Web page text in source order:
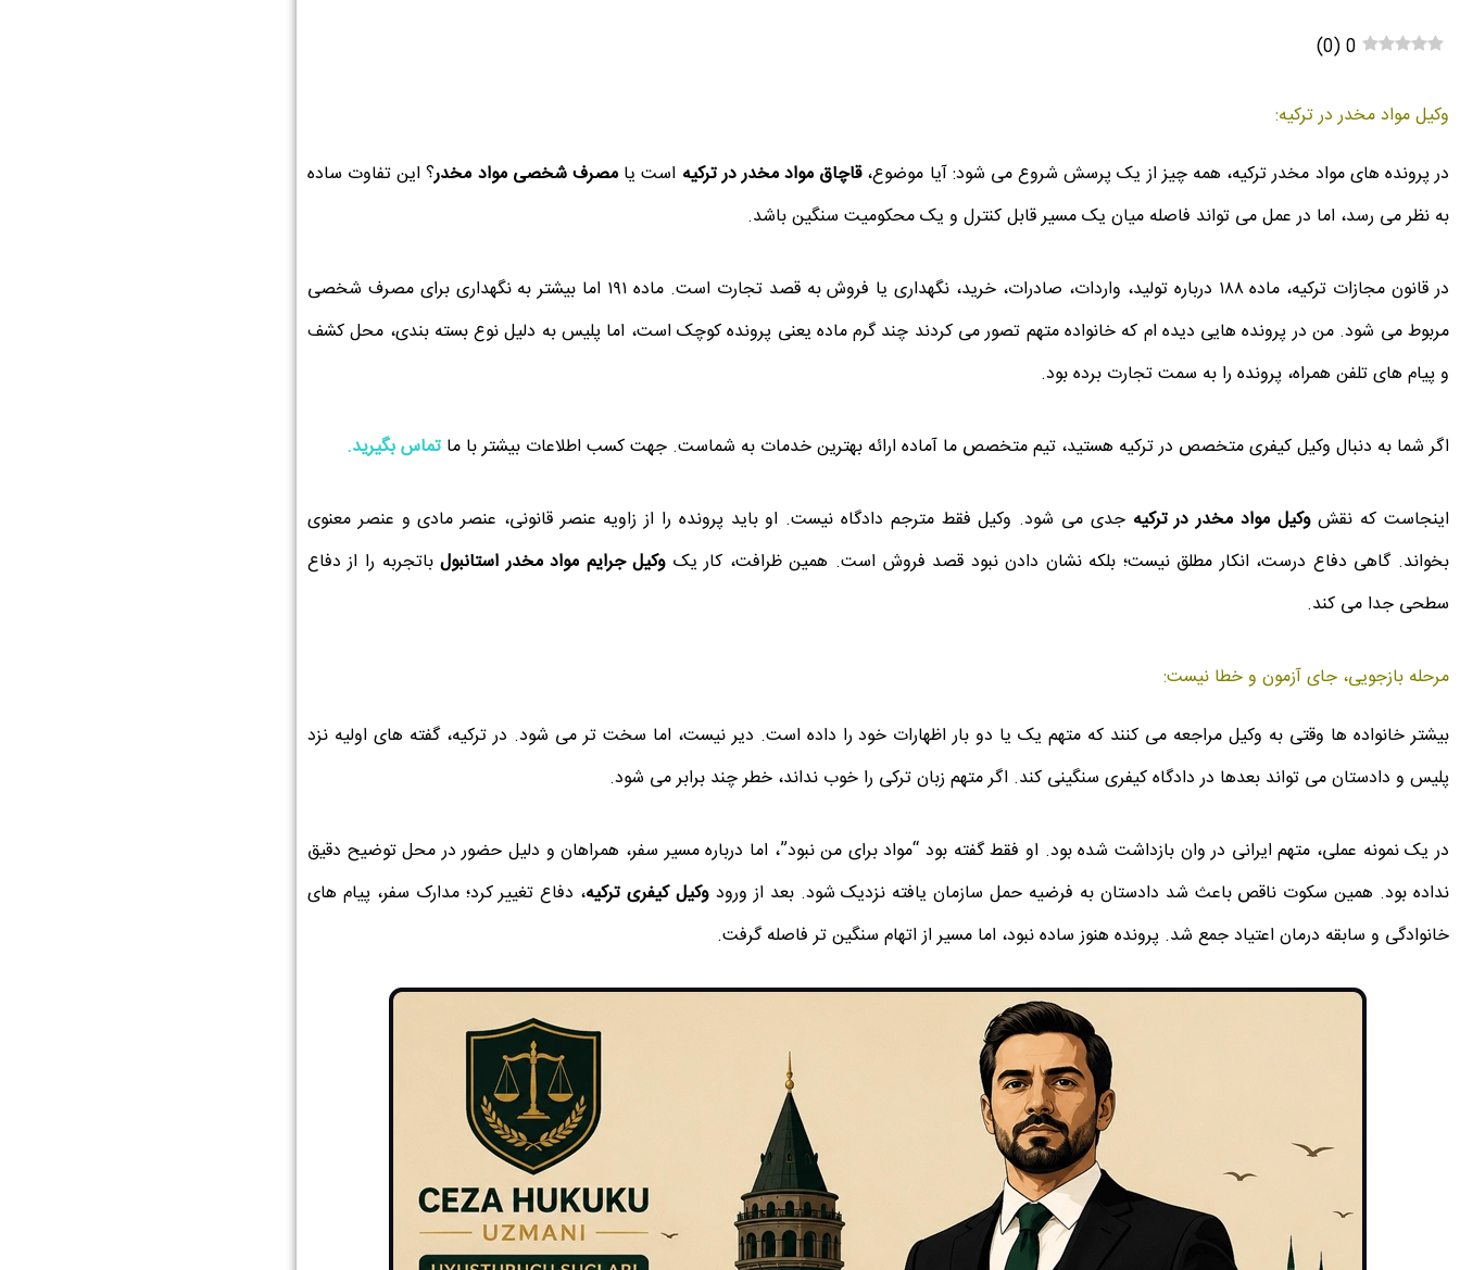
0
(
0
)
وکیل مواد مخدر در ترکیه:
در پرونده های مواد مخدر ترکیه، همه چیز از یک پرسش شروع می شود: آیا موضوع،قاچاق مواد مخدر در ترکیه است یا مصرف شخصی مواد مخدر؟ این تفاوت ساده
به نظر می رسد، اما در عمل می تواند فاصله میان یک مسیر قابل کنترل و یک محکومیت سنگین باشد.
در قانون مجازات ترکیه، ماده ۱۸۸ درباره تولید، واردات، صادرات، خرید، نگهداری یا فروش به قصد تجارت است. ماده ۱۹۱ اما بیشتر به نگهداری برای مصرف شخصی
مربوط می شود. من در پرونده هایی دیده ام که خانواده متهم تصور می کردند چند گرم ماده یعنی پرونده کوچک است، اما پلیس به دلیل نوع بسته بندی، محل کشف
و پیام های تلفن همراه، پرونده را به سمت تجارت برده بود.
اگر شما به دنبال وکیل کیفری متخصص در ترکیه هستید، تیم متخصص ما آماده ارائه بهترین خدمات به شماست. جهت کسب اطلاعات بیشتر با ما تماس بگیرید.
اینجاست که نقشوکیل مواد مخدر در ترکیه جدی می شود. وکیل فقط مترجم دادگاه نیست. او باید پرونده را از زاویه عنصر قانونی، عنصر مادی و عنصر معنوی
بخواند. گاهی دفاع درست، انکار مطلق نیست؛ بلکه نشان دادن نبود قصد فروش است. همین ظرافت، کار یک وکیل جرایم مواد مخدر استانبولباتجربه را از دفاع
سطحی جدا می کند.
مرحله بازجویی، جای آزمون و خطا نیست:
بیشتر خانواده ها وقتی به وکیل مراجعه می کنند که متهم یک یا دو بار اظهارات خود را داده است. دیر نیست، اما سخت تر می شود. در ترکیه، گفته های اولیه نزد
پلیس و دادستان می تواند بعدها در دادگاه کیفری سنگینی کند. اگر متهم زبان ترکی را خوب نداند، خطر چند برابر می شود.
در یک نمونه عملی، متهم ایرانی در وان بازداشت شده بود. او فقط گفته بود “مواد برای من نبود”، اما درباره مسیر سفر، همراهان و دلیل حضور در محل توضیح دقیق
نداده بود. همین سکوت ناقص باعث شد دادستان به فرضیه حمل سازمان یافته نزدیک شود. بعد از ورودوکیل کیفری ترکیه، دفاع تغییر کرد؛ مدارک سفر، پیام های
خانوادگی و سابقه درمان اعتیاد جمع شد. پرونده هنوز ساده نبود، اما مسیر از اتهام سنگین تر فاصله گرفت.